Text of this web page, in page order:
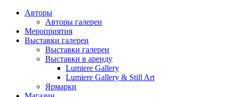
Авторы
Авторы галереи
Мероприятия
Выставки галереи
Выставки галереи
Выставки в аренду
Lumiere Gallery
Lumiere Gallery & Still Art
Ярмарки